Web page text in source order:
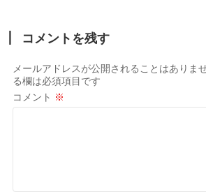
コメントを残す
メールアドレスが公開されることはありませ
る欄は必須項目です
コメント ※